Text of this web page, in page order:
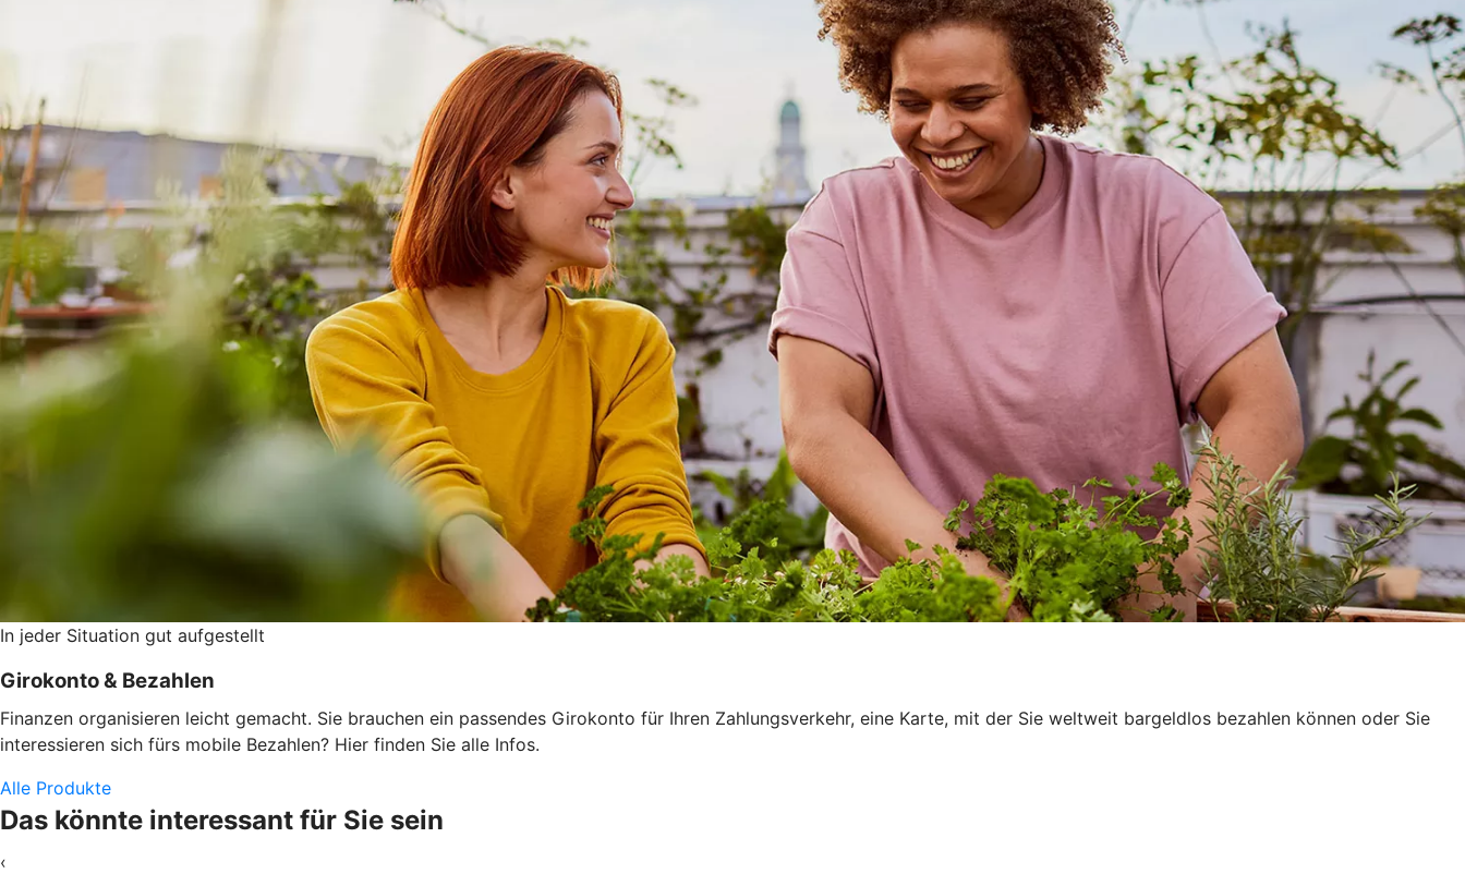
In jeder Situation gut aufgestellt
Girokonto & Bezahlen
Finanzen organisieren leicht gemacht. Sie brauchen ein passendes Girokonto für Ihren Zahlungsverkehr, eine Karte, mit der Sie weltweit bargeldlos bezahlen können oder Sie
interessieren sich fürs mobile Bezahlen? Hier finden Sie alle Infos.
Alle Produkte
Das könnte interessant für Sie sein
‹